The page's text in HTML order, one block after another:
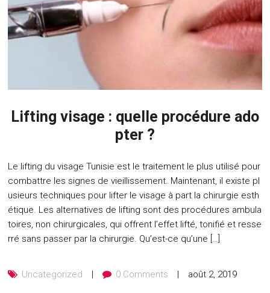
Lifting visage : quelle procédure ado
pter ?
Le lifting du visage Tunisie est le traitement le plus utilisé pour
combattre les signes de vieillissement. Maintenant, il existe pl
usieurs techniques pour lifter le visage à part la chirurgie esth
étique. Les alternatives de lifting sont des procédures ambula
toires, non chirurgicales, qui offrent l’effet lifté, tonifié et resse
rré sans passer par la chirurgie. Qu’est-ce qu’une […]
Uncategorized 0 Comments août 2, 2019